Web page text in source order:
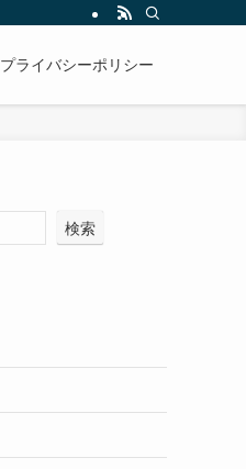
プライバシーポリシー
検索